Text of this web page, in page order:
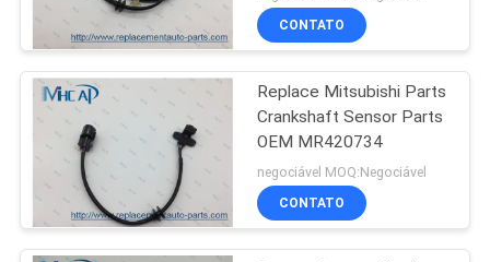
filtros de óleo de
auto
MD303643 975mm
CONTATO
Replace Mitsubishi Parts
Crankshaft Sensor Parts
OEM MR420734
negociável MOQ:Negociável
CONTATO